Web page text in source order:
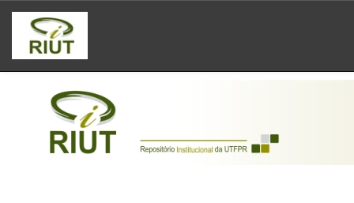
Skip
navigation